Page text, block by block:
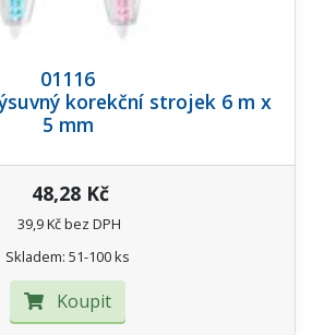
01116
korekční strojek 6 m x
5 mm
48,28 Kč
39,9 Kč bez DPH
Skladem: 51-100 ks
Koupit